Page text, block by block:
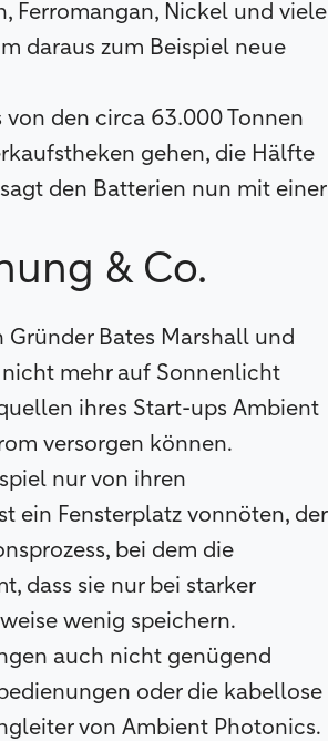
Ferromangan, Nickel und viele
daraus zum Beispiel neue
den circa 63.000 Tonnen
gehen, die Hälfte
den Batterien nun mit einer
& Co.
Bates Marshall und
mehr auf Sonnenlicht
ihres Start-ups Ambient
versorgen können.
nur von ihren
ein Fensterplatz vonnöten, der
bei dem die
dass sie nur bei starker
wenig speichern.
auch nicht genügend
oder die kabellose
von Ambient Photonics.